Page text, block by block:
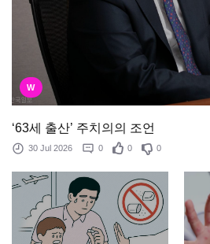
W
‘63세 출산’ 주치의의 조언
30 Jul 2026 0 0 0